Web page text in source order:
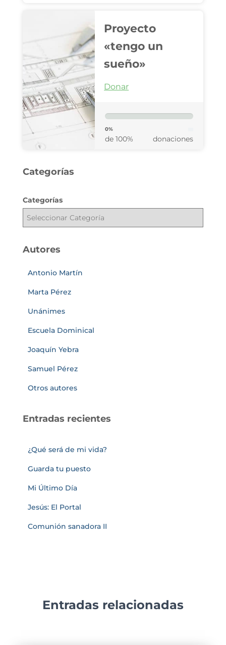
Proyecto
«tengo un
sueño»
Donar
0%
de 100% donaciones
Categorías
Categorías
Autores
Antonio Martín
Marta Pérez
Unánimes
Escuela Dominical
Joaquín Yebra
Samuel Pérez
Otros autores
Entradas recientes
¿Qué será de mi vida?
Guarda tu puesto
Mi Último Día
Jesús: El Portal
Comunión sanadora II
Entradas relacionadas